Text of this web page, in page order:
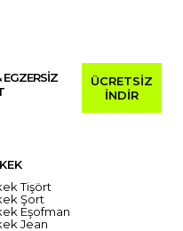
EGZERSİZ
ÜCRETSİZ
İNDİR
Tişört
Şort
Eşofman
Jean